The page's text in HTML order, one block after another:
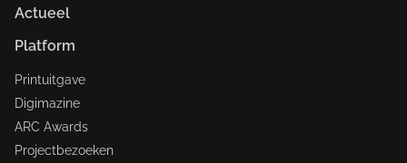
Actueel
Platform
Printuitgave
Digimazine
ARC Awards
Projectbezoeken